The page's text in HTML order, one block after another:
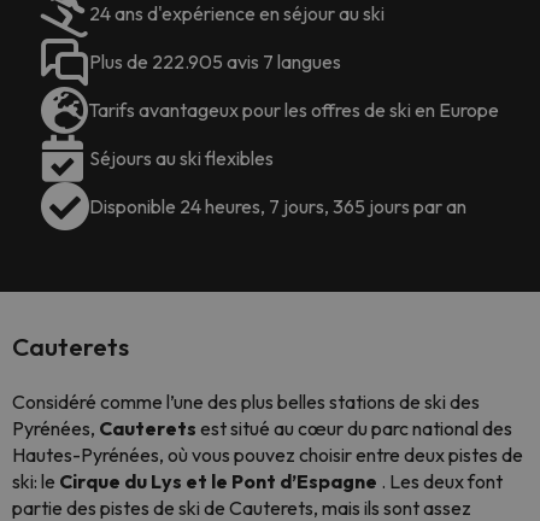
24 ans d'expérience en séjour au ski
Plus de 222.905 avis 7 langues
Tarifs avantageux pour les offres de ski en Europe
Séjours au ski flexibles
Disponible 24 heures, 7 jours, 365 jours par an
Cauterets
Considéré comme l’une des plus belles stations de ski des
Pyrénées, Cauterets est situé au cœur du parc national des
Hautes-Pyrénées, où vous pouvez choisir entre deux pistes de
ski: le Cirque du Lys et le Pont d’Espagne . Les deux font
partie des pistes de ski de Cauterets, mais ils sont assez